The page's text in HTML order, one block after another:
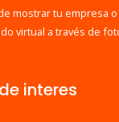
mostrar tu empresa
virtual a través de
interes